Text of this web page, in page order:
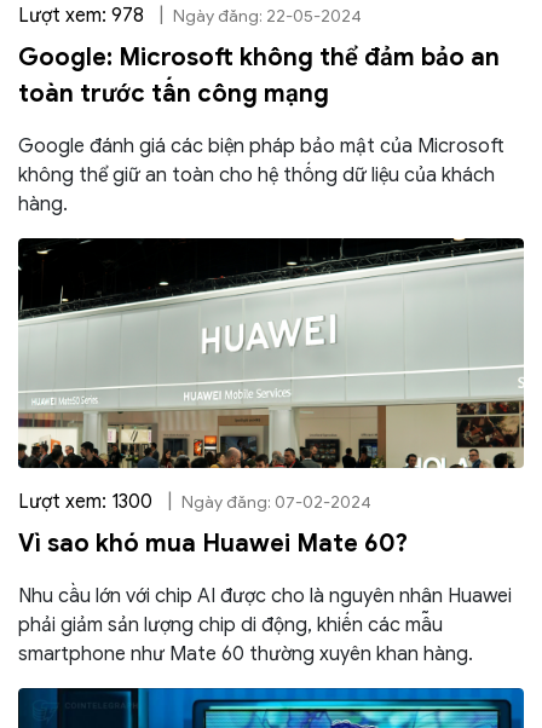
Lượt xem: 978 Ngày đăng: 22-05-2024
Google: Microsoft không thể đảm bảo an
toàn trước tấn công mạng
Google đánh giá các biện pháp bảo mật của Microsoft
không thể giữ an toàn cho hệ thống dữ liệu của khách
hàng.
Lượt xem: 1300 Ngày đăng: 07-02-2024
Vì sao khó mua Huawei Mate 60?
Nhu cầu lớn với chip AI được cho là nguyên nhân Huawei
phải giảm sản lượng chip di động, khiến các mẫu
smartphone như Mate 60 thường xuyên khan hàng.